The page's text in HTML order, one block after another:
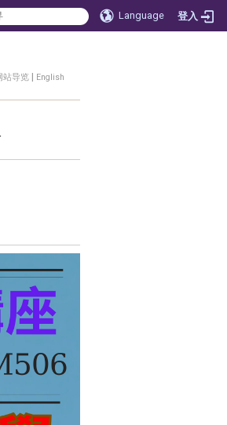
Language 登入
站导览 | English